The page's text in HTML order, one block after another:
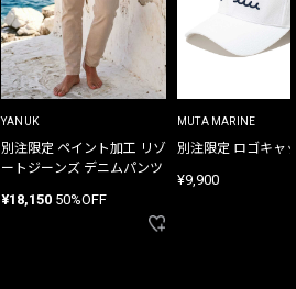
YANUK
別注限定 ペイント加工 リゾ
ートジーンズ デニムパンツ
¥18,150 50%OFF
MUTA MARINE
別注限定 ロゴキャ
¥9,900